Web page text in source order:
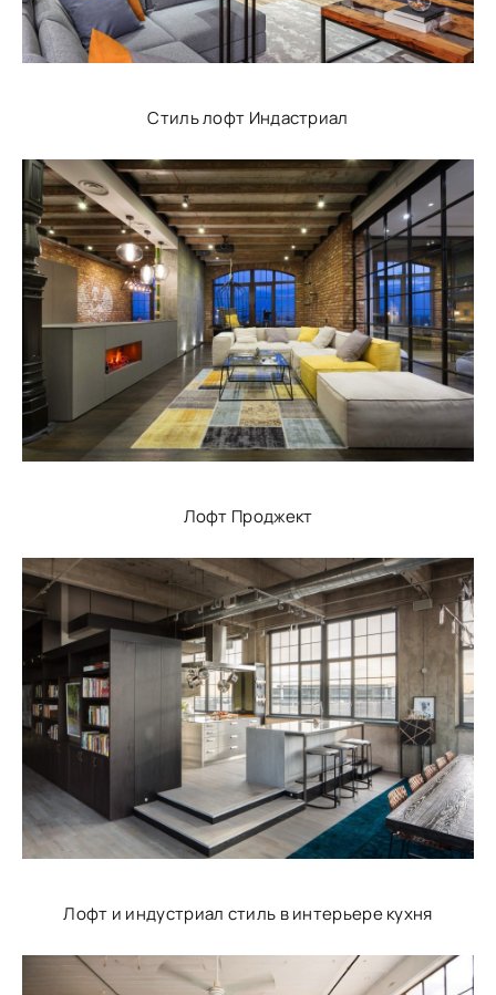
Стиль лофт Индастриал
Лофт Проджект
Лофт и индустриал стиль в интерьере кухня